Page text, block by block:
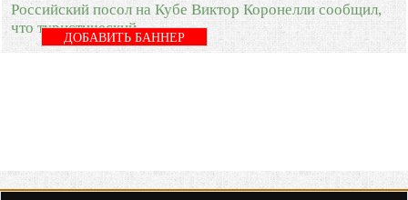
Российский посол на Кубе Виктор Коронелли сообщил,
что туристический
ДОБАВИТЬ БАННЕР